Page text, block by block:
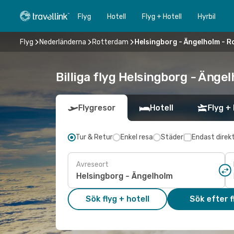
Flyg Hotell Flyg + Hotell Hyrbil
Flyg Nederländerna Rotterdam Helsingborg - Ängelholm -
Billiga flyg Helsingborg -
Flygresor Hotell Flyg
Tur & Retur Enkel resa Städer Endast
Avreseort
Sök flyg + hotell Sök efter